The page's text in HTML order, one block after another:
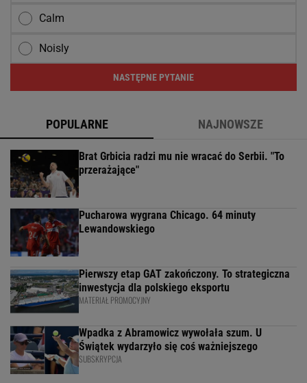
Calm
Noisly
NASTĘPNE PYTANIE
POPULARNE NAJNOWSZE
Brat Grbicia radzi mu nie wracać do Serbii. "To
przerażające"
Pucharowa wygrana Chicago. 64 minuty
Lewandowskiego
Pierwszy etap GAT zakończony. To strategiczna
inwestycja dla polskiego eksportu
MATERIAŁ PROMOCYJNY
Wpadka z Abramowicz wywołała szum. U
Świątek wydarzyło się coś ważniejszego
SUBSKRYPCJA